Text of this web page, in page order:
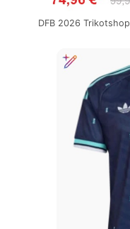
DFB 2026 Trikotshop